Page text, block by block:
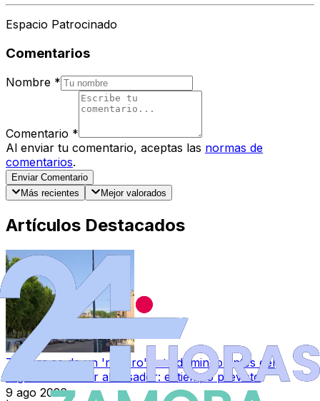
Espacio Patrocinado
Comentarios
Nombre *
Comentario *
Al enviar tu comentario, aceptas las normas de
comentarios.
Enviar Comentario
Más recientes
Mejor valorados
Artículos Destacados
Zamora se da un 'respiro' este domingo antes del
regreso del calor abrasador: el tiempo previsto
9 ago 2026